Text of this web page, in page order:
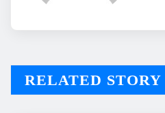
RELATED STORY